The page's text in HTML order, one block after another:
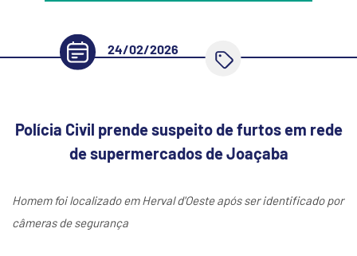
24/02/2026
Polícia Civil prende suspeito de furtos em rede
de supermercados de Joaçaba
Homem foi localizado em Herval d'Oeste após ser identificado por
câmeras de segurança